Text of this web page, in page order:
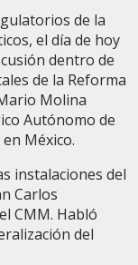
de la
el día de hoy
dentro de
de la Reforma
Molina
Autónomo de
México.
instalaciones del
Carlos
CMM. Habló
del